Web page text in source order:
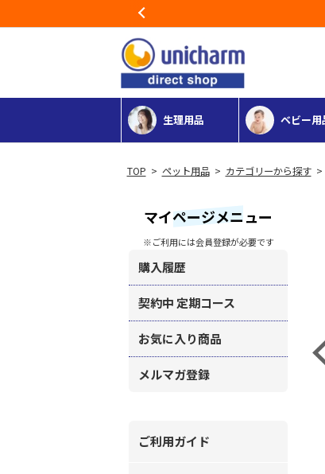
生理用品 ベビー用
> ペット用品> カテゴリーから探す>
マイページメニュー
※ご利用には会員登録が必要です
購入履歴
契約中 定期コース
お気に入り商品
メルマガ登録
ご利用ガイド